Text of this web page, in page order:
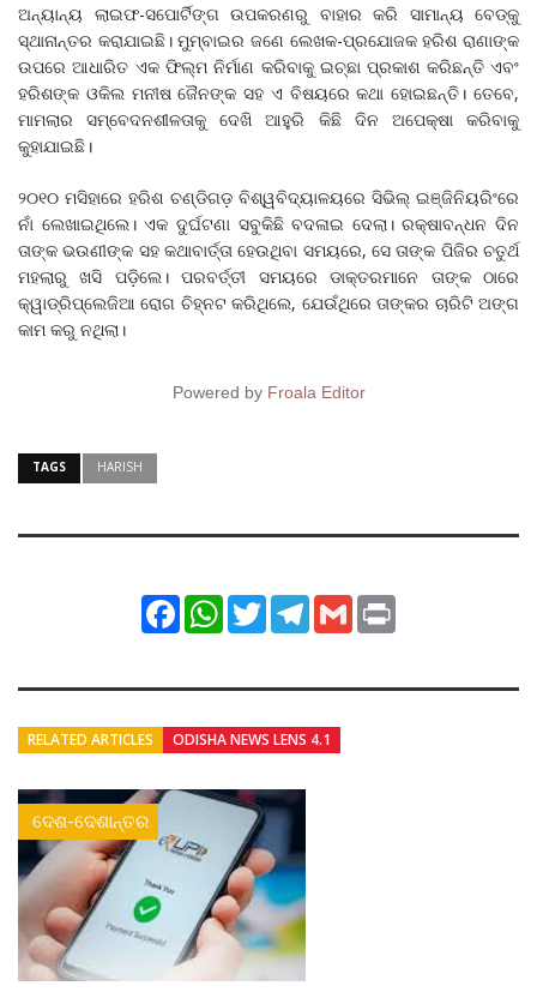
ଅନ୍ୟାନ୍ୟ ଲାଇଫ-ସପୋର୍ଟିଙ୍ଗ ଉପକରଣରୁ ବାହାର କରି ସାମାନ୍ୟ ବେଡ୍‌କୁ
ସ୍ଥାନାନ୍ତର କରାଯାଇଛି। ମୁମ୍ବାଇର ଜଣେ ଲେଖକ-ପ୍ରଯୋଜକ ହରିଶ ରାଣାଙ୍କ
ଉପରେ ଆଧାରିତ ଏକ ଫିଲ୍ମ ନିର୍ମାଣ କରିବାକୁ ଇଚ୍ଛା ପ୍ରକାଶ କରିଛନ୍ତି ଏବଂ
ହରିଶଙ୍କ ଓକିଲ ମନୀଷ ଜୈନଙ୍କ ସହ ଏ ବିଷୟରେ କଥା ହୋଇଛନ୍ତି। ତେବେ,
ମାମଲାର ସମ୍ବେଦନଶୀଳତାକୁ ଦେଖି ଆହୁରି କିଛି ଦିନ ଅପେକ୍ଷା କରିବାକୁ
କୁହାଯାଇଛି।
୨୦୧୦ ମସିହାରେ ହରିଶ ଚଣ୍ଡିଗଡ଼ ବିଶ୍ୱବିଦ୍ୟାଳୟରେ ସିଭିଲ୍ ଇଞ୍ଜିନିୟରିଂରେ
ନାଁ ଲେଖାଇଥିଲେ। ଏକ ଦୁର୍ଘଟଣା ସବୁକିଛି ବଦଳାଇ ଦେଲା। ରକ୍ଷାବନ୍ଧନ ଦିନ
ତାଙ୍କ ଭଉଣୀଙ୍କ ସହ କଥାବାର୍ତ୍ତା ହେଉଥିବା ସମୟରେ, ସେ ତାଙ୍କ ପିଜିର ଚତୁର୍ଥ
ମହଲାରୁ ଖସି ପଡ଼ିଲେ। ପରବର୍ତ୍ତୀ ସମୟରେ ଡାକ୍ତରମାନେ ତାଙ୍କ ଠାରେ
କ୍ୱାଡ୍ରିପ୍ଲେଜିଆ ରୋଗ ଚିହ୍ନଟ କରିଥିଲେ, ଯେଉଁଥିରେ ତାଙ୍କର ଚାରିଟି ଅଙ୍ଗ
କାମ କରୁ ନଥିଲା।
Powered by Froala Editor
TAGS HARISH
FacebookWhatsApp
TwitterTelegram
Gmail
RELATED ARTICLES ODISHA NEWS LENS 4.1
ଦେଶ-ଦେଶାନ୍ତର